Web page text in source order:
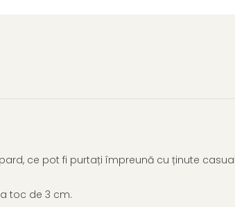
ce pot fi purtați împreună cu ținute
toc de 3 cm.